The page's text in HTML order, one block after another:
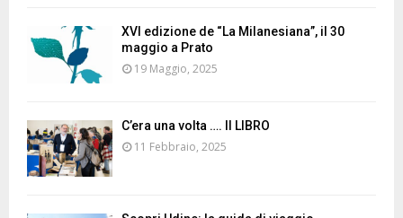
XVI edizione de “La Milanesiana”, il 30
maggio a Prato
19 Maggio, 2025
C’era una volta …. Il LIBRO
11 Febbraio, 2025